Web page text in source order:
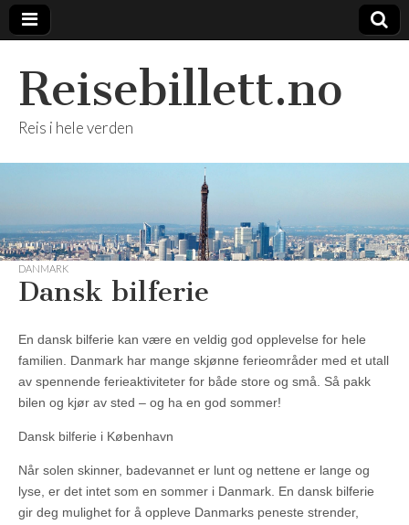
Reisebillett.no
Reis i hele verden
DANMARK
Dansk bilferie
En dansk bilferie kan være en veldig god opplevelse for hele
familien. Danmark har mange skjønne ferieområder med et utall
av spennende ferieaktiviteter for både store og små. Så pakk
bilen og kjør av sted – og ha en god sommer!
Dansk bilferie i København
Når solen skinner, badevannet er lunt og nettene er lange og
lyse, er det intet som en sommer i Danmark. En dansk bilferie
gir deg mulighet for å oppleve Danmarks peneste strender,